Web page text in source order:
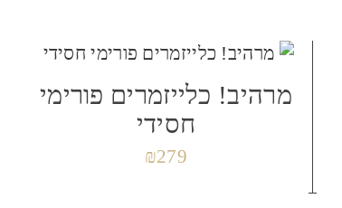
מרהיב! כלייזמרים פורימי
חסידי
₪279